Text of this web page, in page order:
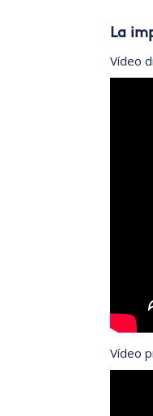
La
Vídeo
Vídeo